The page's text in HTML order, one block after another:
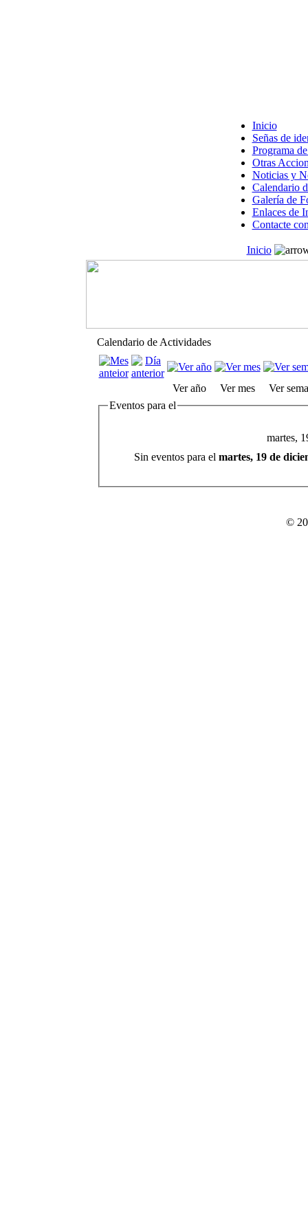
Inicio
Señas de
Programa
Otras
Noticias y
Calendario
Galería de
Enlaces de
Contacte
Inicio
Calendario de Actividades
Ver año Ver mes
Ver
Eventos para el
martes,
Sin eventos para el martes, 19 de
©